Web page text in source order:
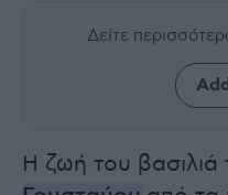
Δείτε
Η ζωή του βασιλιά